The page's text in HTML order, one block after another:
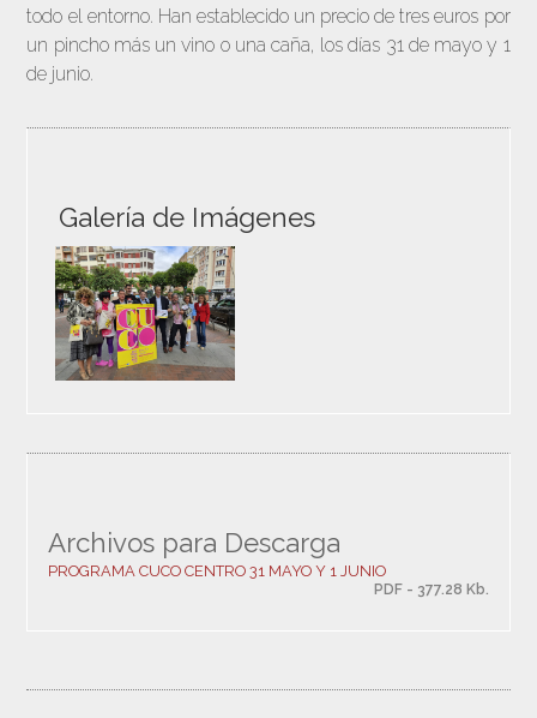
todo el entorno. Han establecido un precio de tres euros por
un pincho más un vino o una caña, los días 31 de mayo y 1
de junio.
Galería de Imágenes
Archivos para Descarga
PROGRAMA CUCO CENTRO 31 MAYO Y 1 JUNIO
PDF - 377.28 Kb.